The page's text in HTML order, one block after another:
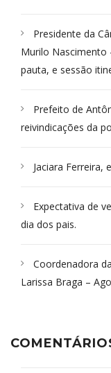
Presidente da
Murilo Nascimento
pauta, e sessão
Prefeito de
reivindicações da
Jaciara Ferreira,
Expectativa de
dia dos pais.
Coordenadora
Larissa Braga –